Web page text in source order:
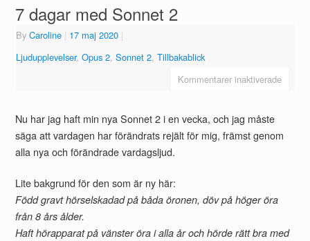
7 dagar med Sonnet 2
By Caroline | 17 maj 2020 |
Ljudupplevelser, Opus 2, Sonnet 2, Tillbakablick
Kommentarer inaktiverade
Nu har jag haft min nya Sonnet 2 i en vecka, och jag måste
säga att vardagen har förändrats rejält för mig, främst genom
alla nya och förändrade vardagsljud.
Lite bakgrund för den som är ny här:
Född gravt hörselskadad på båda öronen, döv på höger öra
från 8 års ålder.
Haft hörapparat på vänster öra i alla år och hörde rätt bra med